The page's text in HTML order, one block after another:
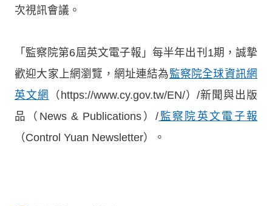
次視訊會議。
「監察院第6屆英文電子報」每半年出刊1期，誠摯
歡迎大家上網瀏覽，網址連結為監察院全球資訊網
英文網
（https://www.cy.gov.tw/EN/）/新聞與出版
品（News & Publications）/ 監察院英文電子報
（Control Yuan Newsletter）。